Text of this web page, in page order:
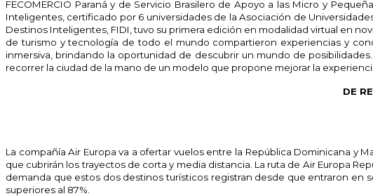
FECOMERCIO Paraná y de Servicio Brasilero de Apoyo a las Micro y
Inteligentes, certificado por 6 universidades de la Asociación de
Destinos Inteligentes, FIDI, tuvo su primera edición en modalidad virtual en
de turismo y tecnología de todo el mundo compartieron experiencias y
inmersiva, brindando la oportunidad de descubrir un mundo de
recorrer la ciudad de la mano de un modelo que propone mejorar la
DE
La compañía Air Europa va a ofertar vuelos entre la República Dominicana y
que cubrirán los trayectos de corta y media distancia. La ruta de Air Europa
demanda que estos dos destinos turísticos registran desde que entraron en
superiores al 87%.